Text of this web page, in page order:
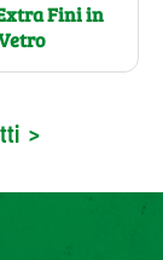
Fini in
>